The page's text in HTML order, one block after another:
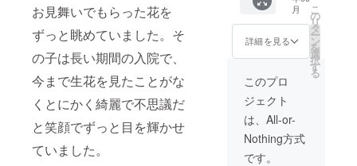
お見舞いでもらった花を
ずっと眺めていました。そ
の子は長い期間の入院で、
今まで生花を見たことがな
くとにかく綺麗で不思議だ
と笑顔でずっと目を輝かせ
ていました。
したも
のにな
りま
がつ
まった
ハーバ
リウム
をボー
ルペン
んが、
綺麗な
生花を
お届け
できる
よう精
一杯頑
張りま
す。
月
詳細を見る
こ
の
リ
タ
ー
ン
を
選
択
す
る
このプロ
ジェクト
は、All-or-
Nothing方式
です。